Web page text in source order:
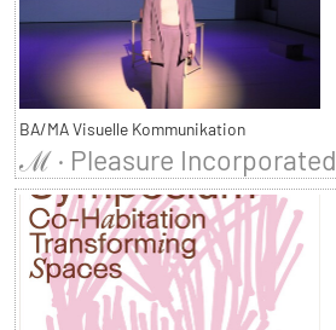
BA/MA Visuelle Kommunikation
ℳ · Pleasure Incorporated